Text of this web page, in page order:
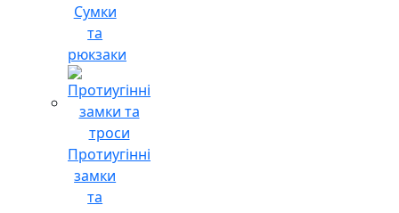
Сумки
та
рюкзаки
Протиугінні
замки
та